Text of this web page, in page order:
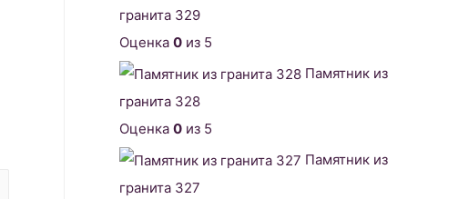
гранита 329
Оценка 0 из 5
Памятник из
гранита 328
Оценка 0 из 5
Памятник из
гранита 327